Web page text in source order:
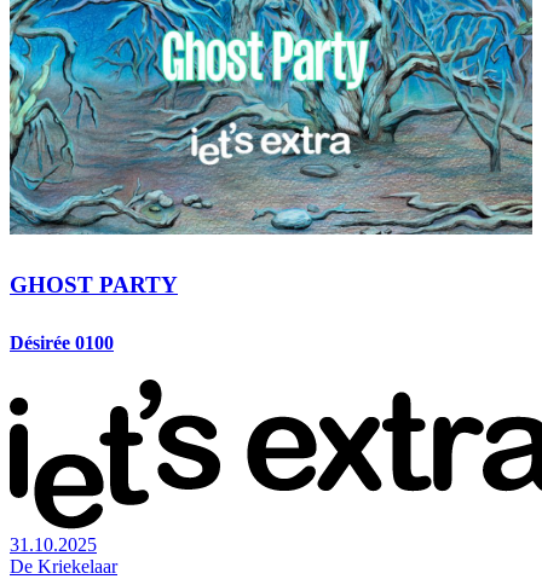
GHOST PARTY
Désirée 0100
31.10.2025
De Kriekelaar